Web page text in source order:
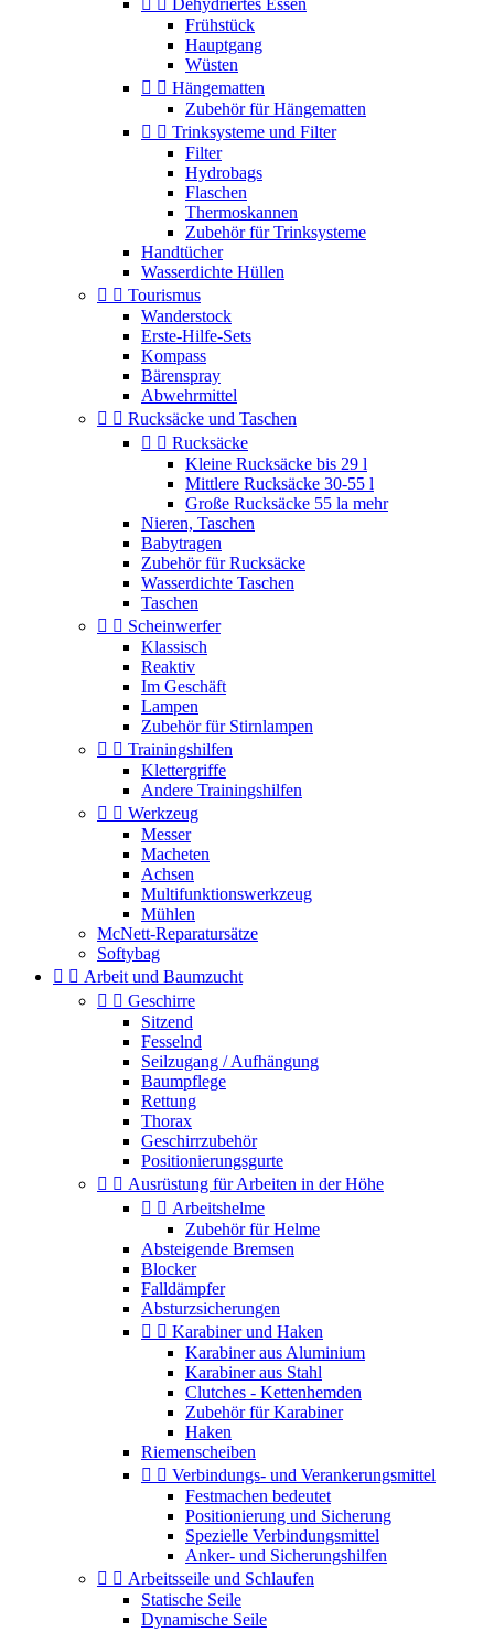
Dehydriertes Essen
Frühstück
Hauptgang
Wüsten
  Hängematten
Zubehör für Hängematten
  Trinksysteme und Filter
Filter
Hydrobags
Flaschen
Thermoskannen
Zubehör für Trinksysteme
Handtücher
Wasserdichte Hüllen
  Tourismus
Wanderstock
Erste-Hilfe-Sets
Kompass
Bärenspray
Abwehrmittel
  Rucksäcke und Taschen
  Rucksäcke
Kleine Rucksäcke bis 29 l
Mittlere Rucksäcke 30-55 l
Große Rucksäcke 55 la mehr
Nieren, Taschen
Babytragen
Zubehör für Rucksäcke
Wasserdichte Taschen
Taschen
  Scheinwerfer
Klassisch
Reaktiv
Im Geschäft
Lampen
Zubehör für Stirnlampen
  Trainingshilfen
Klettergriffe
Andere Trainingshilfen
  Werkzeug
Messer
Macheten
Achsen
Multifunktionswerkzeug
Mühlen
McNett-Reparatursätze
Softybag
  Arbeit und Baumzucht
  Geschirre
Sitzend
Fesselnd
Seilzugang / Aufhängung
Baumpflege
Rettung
Thorax
Geschirrzubehör
Positionierungsgurte
  Ausrüstung für Arbeiten in der Höhe
  Arbeitshelme
Zubehör für Helme
Absteigende Bremsen
Blocker
Falldämpfer
Absturzsicherungen
  Karabiner und Haken
Karabiner aus Aluminium
Karabiner aus Stahl
Clutches - Kettenhemden
Zubehör für Karabiner
Haken
Riemenscheiben
  Verbindungs- und Verankerungsmittel
Festmachen bedeutet
Positionierung und Sicherung
Spezielle Verbindungsmittel
Anker- und Sicherungshilfen
  Arbeitsseile und Schlaufen
Statische Seile
Dynamische Seile